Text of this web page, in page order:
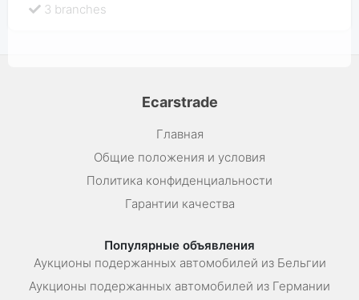
3 branches
Ecarstrade
Главная
Общие положения и условия
Политика конфиденциальности
Гарантии качества
Популярные объявления
Аукционы подержанных автомобилей из Бельгии
Аукционы подержанных автомобилей из Германии